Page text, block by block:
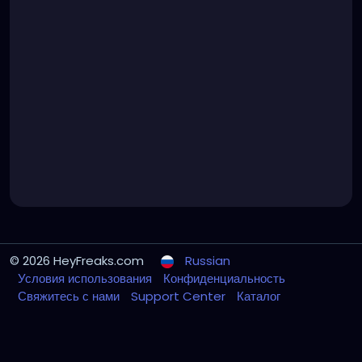
© 2026 HeyFreaks.com
Russian
Условия использования
Конфиденциальность
Свяжитесь с нами
Support Center Каталог